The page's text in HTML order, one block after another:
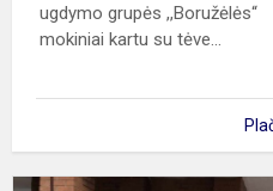
ugdymo grupės ,,Boružėlės“
mokiniai kartu su tėve...